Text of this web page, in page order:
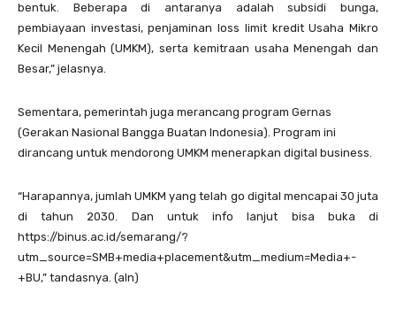
bentuk. Beberapa di antaranya adalah subsidi bunga,
pembiayaan investasi, penjaminan loss limit kredit Usaha Mikro
Kecil Menengah (UMKM), serta kemitraan usaha Menengah dan
Besar,” jelasnya.
Sementara, pemerintah juga merancang program Gernas
(Gerakan Nasional Bangga Buatan Indonesia). Program ini
dirancang untuk mendorong UMKM menerapkan digital business.
“Harapannya, jumlah UMKM yang telah go digital mencapai 30 juta
di tahun 2030. Dan untuk info lanjut bisa buka di
https://binus.ac.id/semarang/?
utm_source=SMB+media+placement&utm_medium=Media+-
+BU,” tandasnya. (aln)